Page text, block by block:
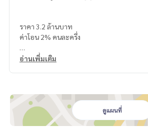
ราคา 3.2 ล้านบาท
ค่าโอน 2% คนละครึ่ง
สถานที่ใกล้เคียง
ตลาด,โรงเรียน
ส่วนกลาง
อ่านเพิ่มเติม
ดูแผนที่